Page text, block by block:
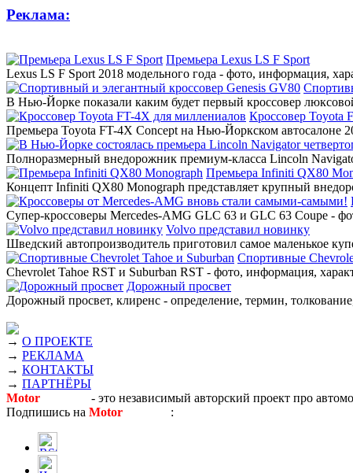
Реклама:
Премьера Lexus LS F Sport
Lexus LS F Sport 2018 модельного года - фото, информация,
В Нью-Йорке показали каким будет первый кроссовер
Кроссовер Toyota
Премьера Toyota FT-4X Concept на Нью-Йоркском автосалоне
Полноразмерный внедорожник премиум-класса Lincoln
Премьера Infiniti QX80
Концепт Infiniti QX80 Monograph представляет крупный
Супер-кроссоверы Mercedes-AMG GLC 63 и GLC 63 Coupe -
Volvo представил новинку
Шведский автопроизводитель приготовил самое маленькое
Спортивные
Chevrolet Tahoe RST и Suburban RST - фото, информация,
Дорожный просвет
Дорожный просвет, клиренс - определение, термин,
→ О ПРОЕКТЕ
→ РЕКЛАМА
→ КОНТАКТЫ
→ ПАРТНЁРЫ
Motor
- это независимый авторский проект про
Подпишись на Motor :